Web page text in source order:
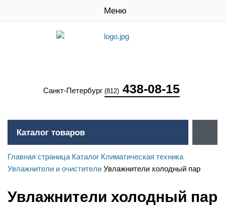
Меню
Санкт-Петербург (812) 438-08-15
Каталог товаров
Главная страница Каталог Климатическая техника
Увлажнители и очистители Увлажнители холодный пар
Увлажнители холодный пар